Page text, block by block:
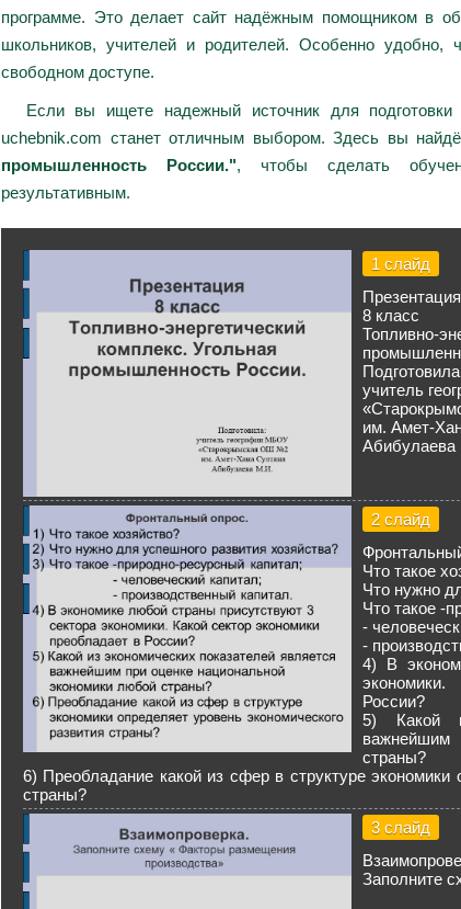
программе. Это делает сайт надёжным помощником в
школьников, учителей и родителей. Особенно удобно,
свободном доступе.
Если вы ищете надежный источник для
uchebnik.com станет отличным выбором. Здесь вы
промышленность России.", чтобы сделать
результативным.
1 слайд
Презентация
8 класс
учитель
им. Амет-
2 слайд
Что такое
Что нужно
Что такое -
-
-
4) В
России?
5) Какой
важнейшим
страны?
6) Преобладание какой из сфер в структуре экономики
страны?
3 слайд
Заполните